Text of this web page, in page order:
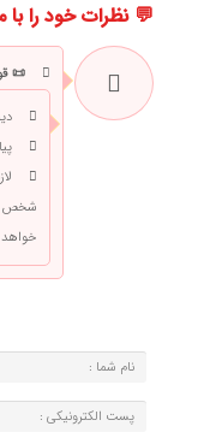
💬 نظرات خود را با
📜
شخص
خواهد